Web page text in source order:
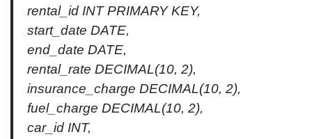
rental_id INT PRIMARY KEY,
start_date DATE,
end_date DATE,
rental_rate DECIMAL(10, 2),
insurance_charge DECIMAL(10, 2),
fuel_charge DECIMAL(10, 2),
car_id INT,